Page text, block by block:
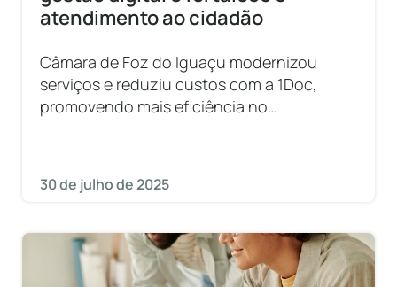
atendimento ao cidadão
Câmara de Foz do Iguaçu modernizou
serviços e reduziu custos com a 1Doc,
promovendo mais eficiência no
30 de julho de 2025